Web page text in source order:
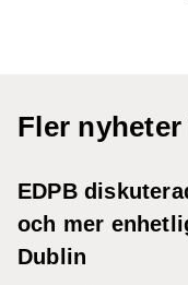
Fler
EDPB
och mer
Dublin